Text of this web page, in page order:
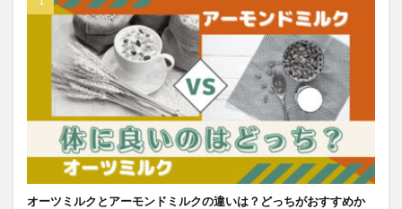
オーツミルクとアーモンドミルクの違いは？どっちがおすすめか